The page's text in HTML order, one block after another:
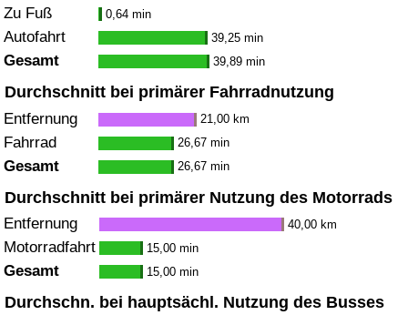
Zu Fuß 0,64 min
Autofahrt 39,25 min
Gesamt 39,89 min
Durchschnitt bei primärer Fahrradnutzung
Entfernung 21,00 km
Fahrrad 26,67 min
Gesamt 26,67 min
Durchschnitt bei primärer Nutzung des Motorrads
Entfernung 40,00 km
Motorradfahrt 15,00 min
Gesamt 15,00 min
Durchschn. bei hauptsächl. Nutzung des Busses